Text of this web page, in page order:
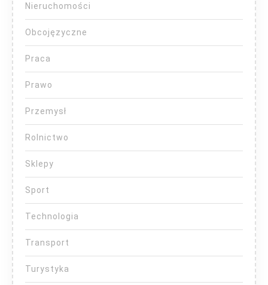
Nieruchomości
Obcojęzyczne
Praca
Prawo
Przemysł
Rolnictwo
Sklepy
Sport
Technologia
Transport
Turystyka